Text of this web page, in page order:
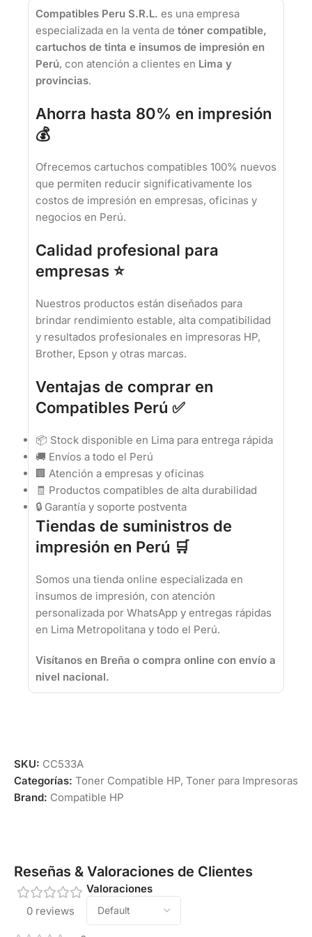
Compatibles Peru S.R.L. es una empresa
especializada en la venta de tóner compatible,
cartuchos de tinta e insumos de impresión en
Perú, con atención a clientes en Lima y
provincias.
Ahorra hasta 80% en impresión
💰
Ofrecemos cartuchos compatibles 100% nuevos
que permiten reducir significativamente los
costos de impresión en empresas, oficinas y
negocios en Perú.
Calidad profesional para
empresas ⭐
Nuestros productos están diseñados para
brindar rendimiento estable, alta compatibilidad
y resultados profesionales en impresoras HP,
Brother, Epson y otras marcas.
Ventajas de comprar en
Compatibles Perú ✅
📦 Stock disponible en Lima para entrega rápida
🚚 Envíos a todo el Perú
🏢 Atención a empresas y oficinas
🧾 Productos compatibles de alta durabilidad
🔒 Garantía y soporte postventa
Tiendas de suministros de
impresión en Perú 🛒
Somos una tienda online especializada en
insumos de impresión, con atención
personalizada por WhatsApp y entregas rápidas
en Lima Metropolitana y todo el Perú.
Visítanos en Breña o compra online con envío a
nivel nacional.
SKU: CC533A
Categorías: Toner Compatible HP, Toner para Impresoras
Brand: Compatible HP
Reseñas & Valoraciones de Clientes
0 reviews
Valoraciones